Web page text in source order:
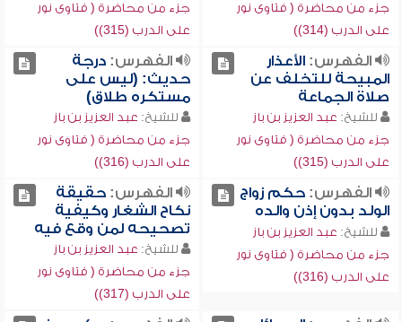
جزء من محاضرة ( فتاوى نور
على الدرب (314))
جزء من محاضرة ( فتاوى نور
على الدرب (315))
الفهرس:الأعذار
المبيحة للتخلف عن
صلاة الجماعة
للشيخ: عبد العزيز بن باز
جزء من محاضرة ( فتاوى نور
على الدرب (315))
الفهرس:درجة
حديث: (ليس على
مستكره طلاق)
للشيخ: عبد العزيز بن باز
جزء من محاضرة ( فتاوى نور
على الدرب (316))
الفهرس:حكم زواج
الولد بدون إذن والده
للشيخ: عبد العزيز بن باز
جزء من محاضرة ( فتاوى نور
على الدرب (316))
الفهرس:حقيقة
نكاح الشغار وكيفية
تصحيحه لمن وقع فيه
للشيخ: عبد العزيز بن باز
جزء من محاضرة ( فتاوى نور
على الدرب (317))